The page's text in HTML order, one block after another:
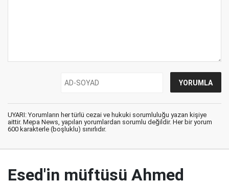
UYARI: Yorumların her türlü cezai ve hukuki sorumluluğu yazan kişiye
aittir. Mepa News, yapılan yorumlardan sorumlu değildir. Her bir yorum
600 karakterle (boşluklu) sınırlıdır.
Esed'in müftüsü Ahmed